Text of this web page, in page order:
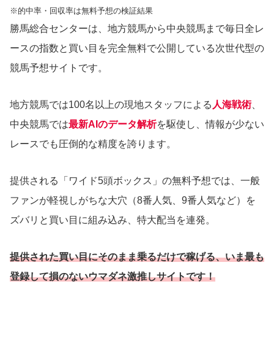
※的中率・回収率は無料予想の検証結果
勝馬総合センターは、地方競馬から中央競馬まで毎日全レ
ースの指数と買い目を完全無料で公開している次世代型の
競馬予想サイトです。
地方競馬では100名以上の現地スタッフによる 人海戦術、
中央競馬では最新AIのデータ解析を駆使し、情報が少ない
レースでも圧倒的な精度を誇ります。
提供される「ワイド5頭ボックス」の無料予想では、一般
ファンが軽視しがちな大穴（8番人気、9番人気など）を
ズバリと買い目に組み込み、特大配当を連発。
提供された買い目にそのまま乗るだけで稼げる、いま最も
登録して損のないウマダネ激推しサイトです！